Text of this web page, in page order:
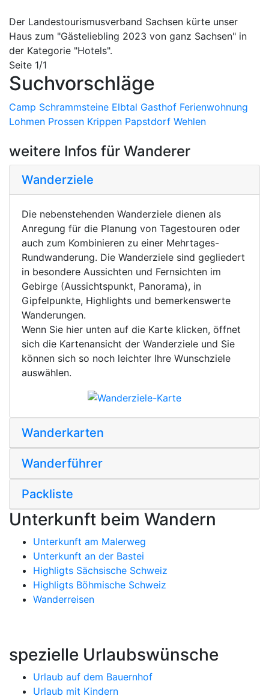
der betroffenen Person bietet. Zudem sind
unterschiedliche Applikationen erhältlich,
die es ermöglichen, eine
Datenübermittlung an Facebook zu
unterdrücken. Solche Applikationen
können durch die betroffene Person
genutzt werden, um eine
Datenübermittlung an Facebook zu
Der Landestourismusverband Sachsen kürte unser
Haus zum "Gästeliebling 2023 von ganz Sachsen" in
der Kategorie "Hotels".
Seite 1/1
Suchvorschläge
Camp Schrammsteine Elbtal Gasthof Ferienwohnung
Lohmen Prossen Krippen Papstdorf Wehlen
weitere Infos für Wanderer
Wanderziele
Die nebenstehenden Wanderziele dienen als
Anregung für die Planung von Tagestouren oder
auch zum Kombinieren zu einer Mehrtages-
Rundwanderung. Die Wanderziele sind gegliedert
in besondere Aussichten und Fernsichten im
Gebirge (Aussichtspunkt, Panorama), in
Gipfelpunkte, Highlights und bemerkenswerte
Wanderungen.
Wenn Sie hier unten auf die Karte klicken, öffnet
sich die Kartenansicht der Wanderziele und Sie
können sich so noch leichter Ihre Wunschziele
auswählen.
Wanderkarten
Wanderführer
Packliste
Unterkunft beim Wandern
Unterkunft am Malerweg
Unterkunft an der Bastei
Highligts Sächsische Schweiz
Highligts Böhmische Schweiz
Wanderreisen
spezielle Urlaubswünsche
Urlaub auf dem Bauernhof
Urlaub mit Kindern